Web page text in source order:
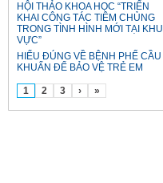
HỘI THẢO KHOA HỌC “TRIỂN
KHAI CÔNG TÁC TIÊM CHỦNG
TRONG TÌNH HÌNH MỚI TẠI KHU
VỰC”
HIỂU ĐÚNG VỀ BỆNH PHẾ CẦU
KHUẨN ĐỂ BẢO VỆ TRẺ EM
1 2 3 › »